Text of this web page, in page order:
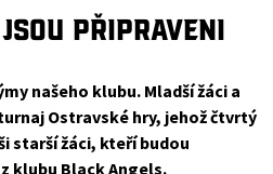
jsou připraveni
našeho klubu. Mladší žáci a
Ostravské hry, jehož čtvrtý
starší žáci, kteří budou
klubu Black Angels.